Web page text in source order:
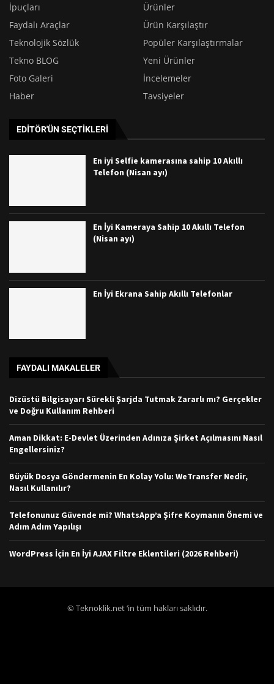
İpuçları
Ürünler
Faydalı Araçlar
Ürün Karşılaştır
Teknolojik Sözlük
Popüler Karşılaştırmalar
Tekno BLOG
Yeni Ürünler
Foto Galeri
İncelemeler
Haber
Tavsiyeler
EDITÖR'ÜN SEÇTIKLERI
En iyi Selfie kamerasına sahip 10 Akıllı
Telefon (Nisan ayı)
En İyi Kameraya Sahip 10 Akıllı Telefon
(Nisan ayı)
En İyi Ekrana Sahip Akıllı Telefonlar
FAYDALI MAKALELER
Dizüstü Bilgisayarı Sürekli Şarjda Tutmak Zararlı mı? Gerçekler
ve Doğru Kullanım Rehberi
Aman Dikkat: E-Devlet Üzerinden Adınıza Şirket Açılmasını Nasıl
Engellersiniz?
Büyük Dosya Göndermenin En Kolay Yolu: WeTransfer Nedir,
Nasıl Kullanılır?
Telefonunuz Güvende mi? WhatsApp’a Şifre Koymanın Önemi ve
Adım Adım Yapılışı
WordPress İçin En İyi AJAX Filtre Eklentileri (2026 Rehberi)
© Teknoklik.net ‘in tüm hakları saklıdır.